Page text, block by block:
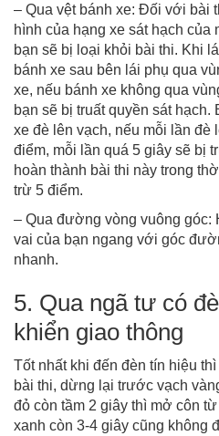
– Qua vệt bánh xe: Đối với bài
hình của hạng xe sát hạch của
bạn sẽ bị loại khỏi bài thi. Khi
bánh xe sau bên lái phụ qua
xe, nếu bánh xe không qua
bạn sẽ bị truất quyền sát
xe đè lên vạch, nếu mỗi lần đè
điểm, mỗi lần quá 5 giây sẽ bị
hoàn thành bài thi này trong
trừ 5 điểm.
– Qua đường vòng vuông góc:
vai của bạn ngang với góc
nhanh.
5. Qua ngã tư có
khiển giao thông
Tốt nhất khi đến đèn tín hiệu
bài thi, dừng lại trước vạch
đỏ còn tầm 2 giây thì mở côn
xanh còn 3-4 giây cũng không